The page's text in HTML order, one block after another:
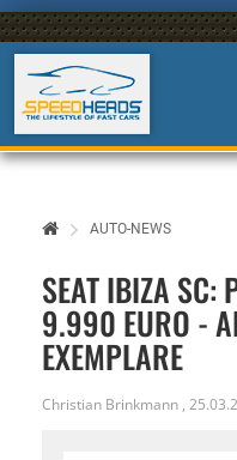
AUTO-NEWS
SEAT IBIZA SC:
9.990 EURO -
EXEMPLARE
Christian Brinkmann ,